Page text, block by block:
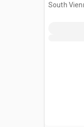
South